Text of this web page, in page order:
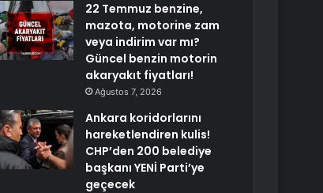
22 Temmuz benzine,
mazota, motorine zam
veya indirim var mı?
Güncel benzin motorin
akaryakıt fiyatları!
Ağustos 7, 2026
Ankara koridorlarını
hareketlendiren kulis!
CHP’den 200 belediye
başkanı YENİ Parti’ye
geçecek